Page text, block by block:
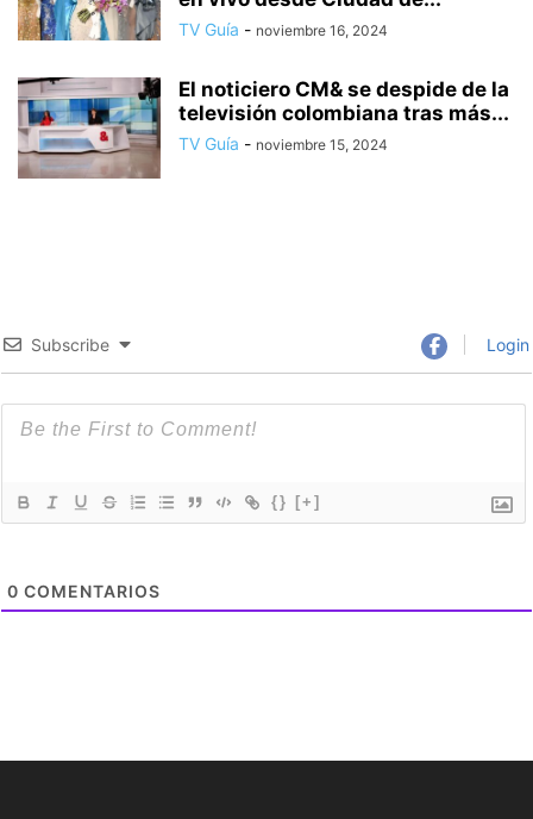
TV Guía - noviembre 16, 2024
El noticiero CM& se despide de la
televisión colombiana tras más...
TV Guía - noviembre 15, 2024
Subscribe Login
{} [+]
0 COMENTARIOS